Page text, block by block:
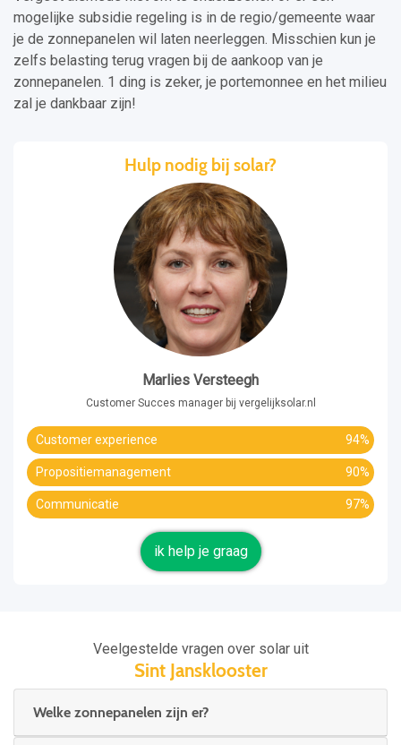
mogelijke subsidie regeling is in de regio/gemeente waar
je de zonnepanelen wil laten neerleggen. Misschien kun je
zelfs belasting terug vragen bij de aankoop van je
zonnepanelen. 1 ding is zeker, je portemonnee en het milieu
zal je dankbaar zijn!
Hulp nodig bij solar?
Marlies Versteegh
Customer Succes manager bij vergelijksolar.nl
Customer experience 94%
Propositiemanagement 90%
Communicatie 97%
ik help je graag
Veelgestelde vragen over solar uit
Sint Jansklooster
Welke zonnepanelen zijn er?